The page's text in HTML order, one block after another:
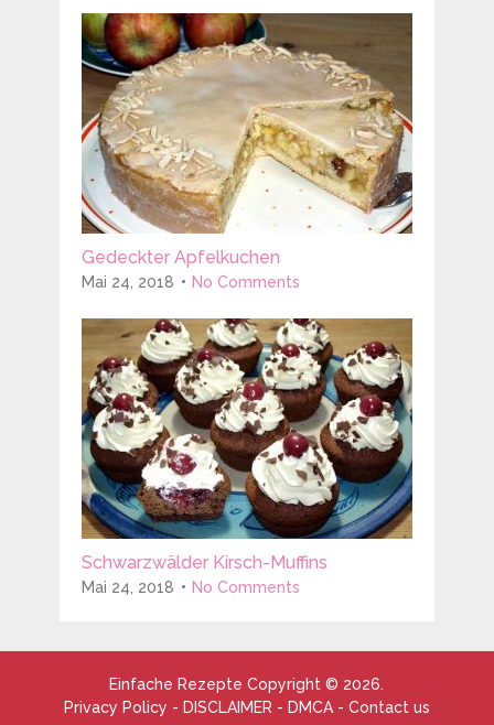
Gedeckter Apfelkuchen
Mai 24, 2018 No Comments
Schwarzwälder Kirsch-Muffins
Mai 24, 2018 No Comments
Einfache Rezepte Copyright © 2026.
Privacy Policy - DISCLAIMER - DMCA- Contact us